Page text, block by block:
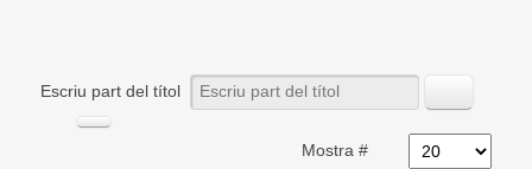
Escriu part del títol
Mostra #